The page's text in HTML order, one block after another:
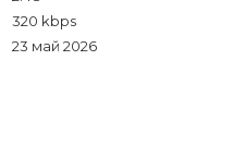
320 kbps
23 май 2026